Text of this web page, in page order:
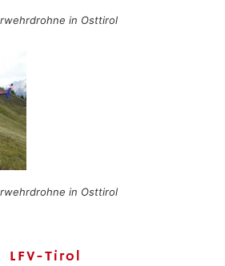
in Osttirol
in Osttirol
LFV-Tirol